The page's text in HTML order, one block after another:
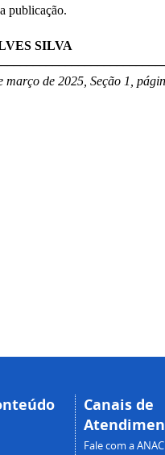
publicação.
SILVA
março de 2025, Seção 1,
Canais de
Fale com a ANAC